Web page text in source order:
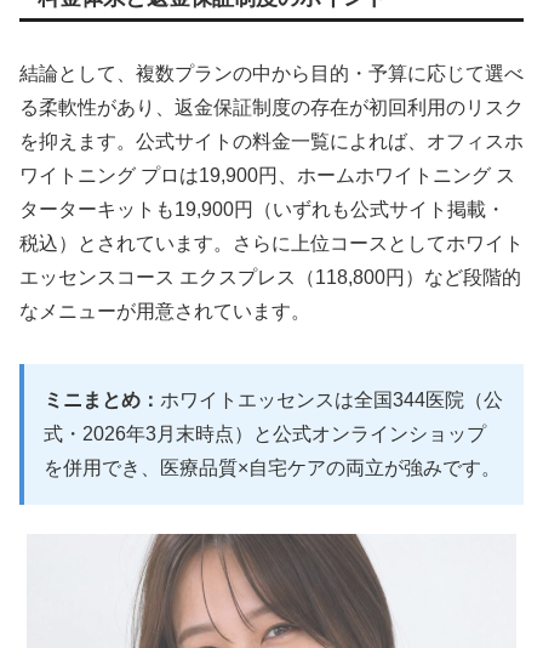
結論として、複数プランの中から目的・予算に応じて選べ
る柔軟性があり、返金保証制度の存在が初回利用のリスク
を抑えます。公式サイトの料金一覧によれば、オフィスホ
ワイトニング プロは19,900円、ホームホワイトニング ス
ターターキットも19,900円（いずれも公式サイト掲載・
税込）とされています。さらに上位コースとしてホワイト
エッセンスコース エクスプレス（118,800円）など段階的
なメニューが用意されています。
ミニまとめ： ホワイトエッセンスは全国344医院（公
式・2026年3月末時点）と公式オンラインショップ
を併用でき、医療品質×自宅ケアの両立が強みです。